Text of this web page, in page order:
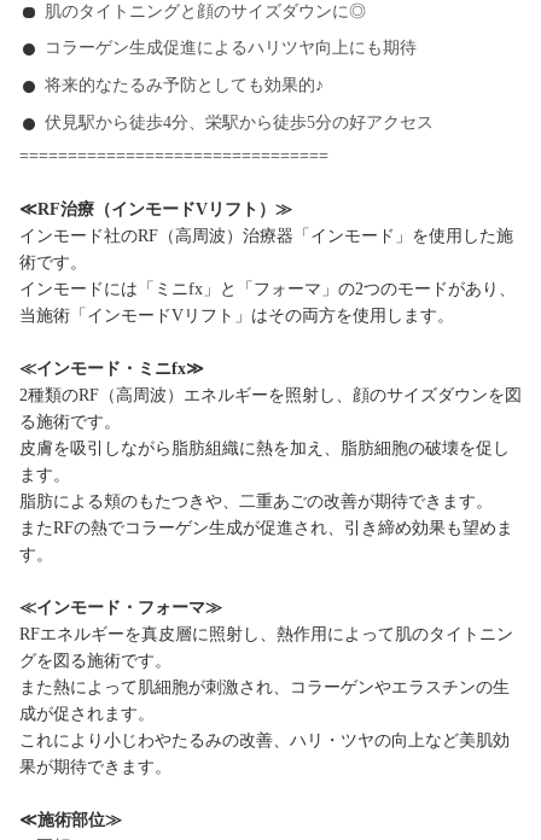
肌のタイトニングと顔のサイズダウンに◎
コラーゲン生成促進によるハリツヤ向上にも期待
将来的なたるみ予防としても効果的♪
伏見駅から徒歩4分、栄駅から徒歩5分の好アクセス
================================
≪RF治療（インモードVリフト）≫
インモード社のRF（高周波）治療器「インモード」を使用した施
術です。
インモードには「ミニfx」と「フォーマ」の2つのモードがあり、
当施術「インモードVリフト」はその両方を使用します。
≪インモード・ミニfx≫
2種類のRF（高周波）エネルギーを照射し、顔のサイズダウンを図
る施術です。
皮膚を吸引しながら脂肪組織に熱を加え、脂肪細胞の破壊を促し
ます。
脂肪による頬のもたつきや、二重あごの改善が期待できます。
またRFの熱でコラーゲン生成が促進され、引き締め効果も望めま
す。
≪インモード・フォーマ≫
RFエネルギーを真皮層に照射し、熱作用によって肌のタイトニン
グを図る施術です。
また熱によって肌細胞が刺激され、コラーゲンやエラスチンの生
成が促されます。
これにより小じわやたるみの改善、ハリ・ツヤの向上など美肌効
果が期待できます。
≪施術部位≫